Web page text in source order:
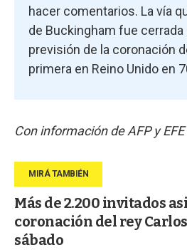
hacer comentarios. La vía
de Buckingham fue
previsión de la coronación
primera en Reino Unido en
Con información de AFP y EFE
Más de 2.200 invitados
coronación del rey
sábado